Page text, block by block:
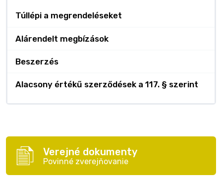
Túllépi a megrendeléseket
Alárendelt megbízások
Beszerzés
Alacsony értékű szerződések a 117. § szerint
Verejné dokumenty
Povinné zverejňovanie